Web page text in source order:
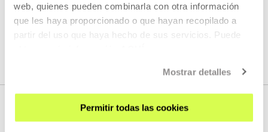
web, quienes pueden combinarla con otra información
que les haya proporcionado o que hayan recopilado a
partir del uso que haya hecho de sus servicios. Puede
Mostrar detalles
Permitir todas las cookies
We do not have any new streams scheduled